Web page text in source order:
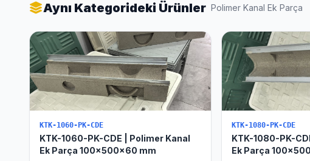
Aynı Kategorideki Ürünler Polimer Kanal Ek Parça
KTK-1060-PK-CDE
KTK-1060-PK-CDE | Polimer Kanal
Ek Parça 100x500x60 mm
KTK-1080-PK-CDE
KTK-1080-PK-
Ek Parça